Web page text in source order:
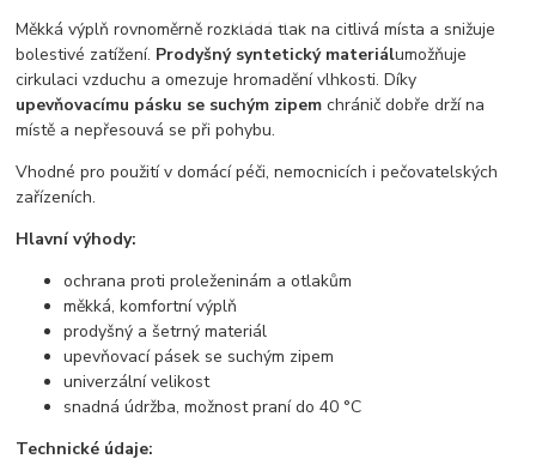
Měkká výplň rovnoměrně rozkládá tlak na citlivá místa a snižuje
bolestivé zatížení. Prodyšný syntetický materiálumožňuje
cirkulaci vzduchu a omezuje hromadění vlhkosti. Díky
upevňovacímu pásku se suchým zipem chránič dobře drží na
místě a nepřesouvá se při pohybu.
Vhodné pro použití v domácí péči, nemocnicích i pečovatelských
zařízeních.
Hlavní výhody:
ochrana proti proleženinám a otlakům
měkká, komfortní výplň
prodyšný a šetrný materiál
upevňovací pásek se suchým zipem
univerzální velikost
snadná údržba, možnost praní do 40 °C
Technické údaje: